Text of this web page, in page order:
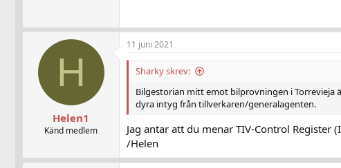
H
Helen1
Känd medlem
11 juni 2021
Sharky skrev:
Bilgestorian mitt emot bilprovningen i Torrevieja
dyra intyg från tillverkaren/generalagenten.
Jag antar att du menar TIV-Control
/Helen